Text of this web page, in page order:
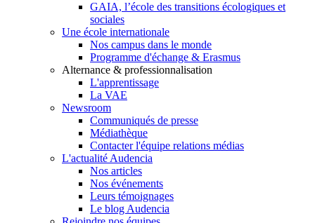
GAIA, l’école des transitions écologiques et
sociales
Une école internationale
Nos campus dans le monde
Programme d'échange & Erasmus
Alternance & professionnalisation
L'apprentissage
La VAE
Newsroom
Communiqués de presse
Médiathèque
Contacter l'équipe relations médias
L'actualité Audencia
Nos articles
Nos événements
Leurs témoignages
Le blog Audencia